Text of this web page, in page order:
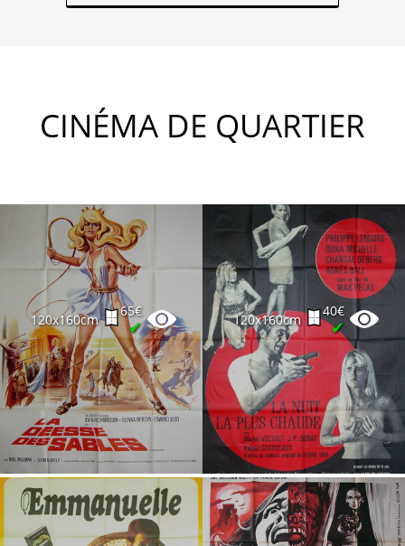
CINÉMA DE QUARTIER
120x160cm
65€
✔ 120x160cm
40€
✔